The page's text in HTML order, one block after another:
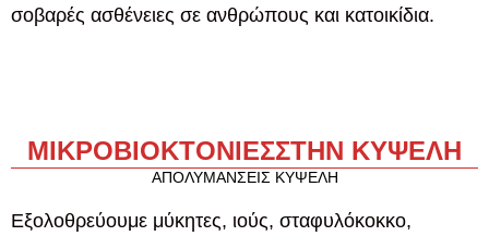
σοβαρές ασθένειες σε ανθρώπους και κατοικίδια.
ΜΙΚΡΟΒΙΟΚΤΟΝΙΕΣΣΤΗΝ ΚΥΨΕΛΗ
ΑΠΟΛΥΜΑΝΣΕΙΣ ΚΥΨΕΛΗ
Εξολοθρεύουμε μύκητες, ιούς, σταφυλόκοκκο,